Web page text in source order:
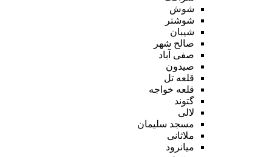
شوش
شوشتر
شیبان
صالح شهر
صفی آباد
صیدون
قلعه تل
قلعه خواجه
گتوند
لالی
مسجد سلیمان
ملاثانی
میانرود